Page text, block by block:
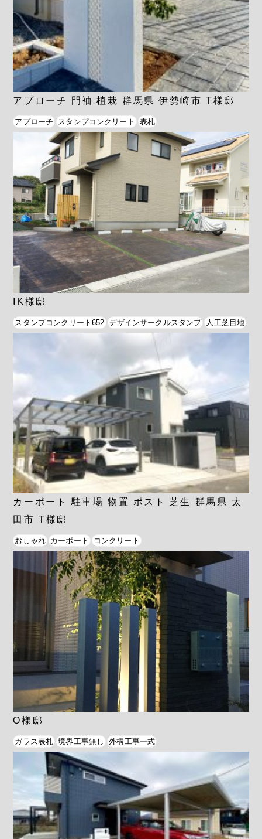
アプローチ 門袖 植栽 群馬県 伊勢崎市 T様邸
アプローチ スタンプコンクリート 表札
IK様邸
スタンプコンクリート652 デザインサークルスタンプ 人工芝目地
カーポート 駐車場 物置 ポスト 芝生 群馬県 太
田市 T様邸
おしゃれ カーポート コンクリート
O様邸
ガラス表札 境界工事無し 外構工事一式